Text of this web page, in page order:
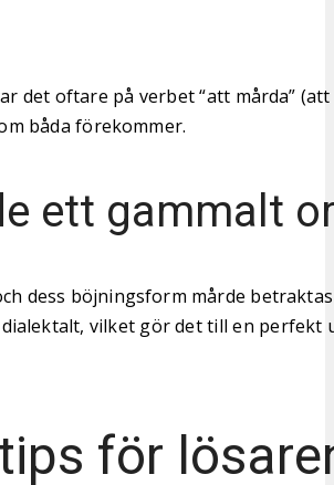
det oftare på verbet “att mårda”
båda förekommer.
ett gammalt
dess böjningsform mårde
vilket gör det till en perfekt
för